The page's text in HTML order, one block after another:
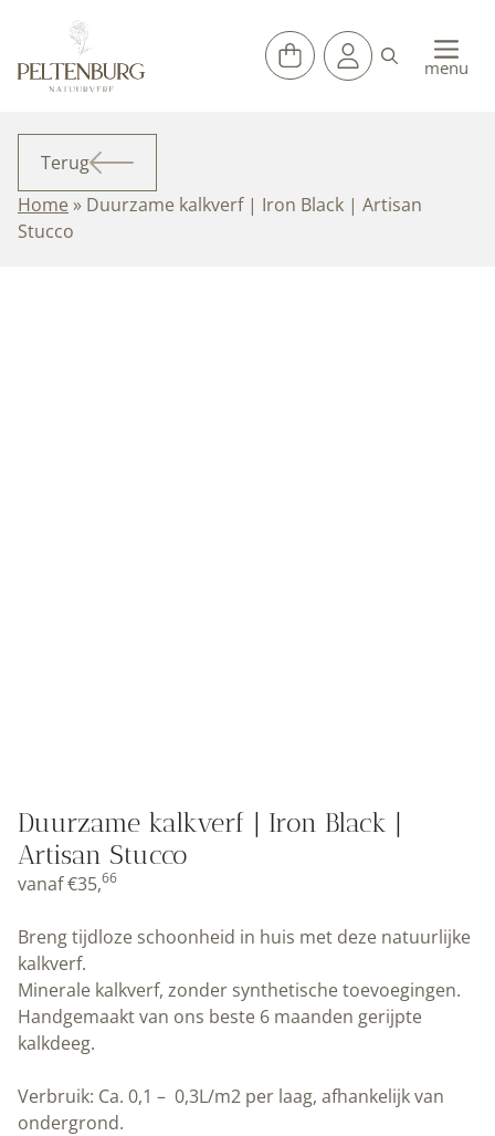
de
inhoud
menu
Terug
Home » Duurzame kalkverf | Iron Black | Artisan
Stucco
Duurzame kalkverf | Iron Black |
Artisan Stucco
vanaf€35,66
Breng tijdloze schoonheid in huis met deze natuurlijke
kalkverf.
Minerale kalkverf, zonder synthetische toevoegingen.
Handgemaakt van ons beste 6 maanden gerijpte
kalkdeeg.
Verbruik: Ca. 0,1 – 0,3L/m2 per laag, afhankelijk van
ondergrond.